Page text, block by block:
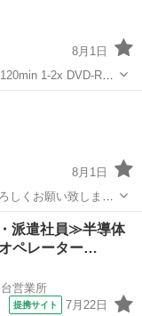
8月1日
1-2x DVD-RW
ダー
8月1日
レコーダー
派遣社員≫半導体
ペレーター…
営業所
提携サイト 7月22日